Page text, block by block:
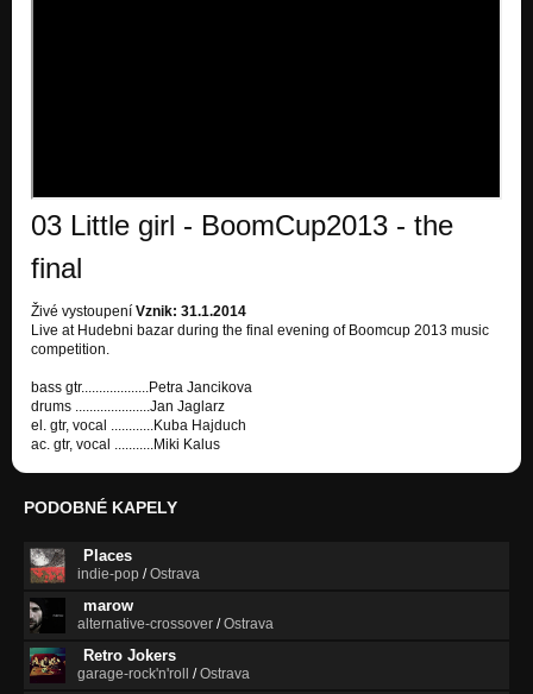
03 Little girl - BoomCup2013 - the
final
Živé vystoupení Vznik: 31.1.2014
Live at Hudebni bazar during the final evening of Boomcup 2013 music
competition.
bass gtr...................Petra Jancikova
drums .....................Jan Jaglarz
el. gtr, vocal ............Kuba Hajduch
ac. gtr, vocal ...........Miki Kalus
PODOBNÉ KAPELY
Places
indie-pop /Ostrava
marow
alternative-crossover /Ostrava
Retro Jokers
garage-rock'n'roll /Ostrava